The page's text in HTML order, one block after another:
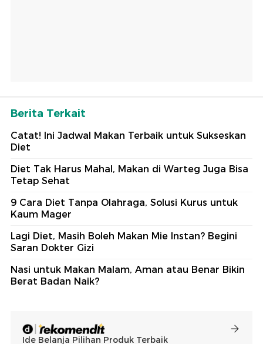
Berita Terkait
Catat! Ini Jadwal Makan Terbaik untuk Sukseskan
Diet
Diet Tak Harus Mahal, Makan di Warteg Juga Bisa
Tetap Sehat
9 Cara Diet Tanpa Olahraga, Solusi Kurus untuk
Kaum Mager
Lagi Diet, Masih Boleh Makan Mie Instan? Begini
Saran Dokter Gizi
Nasi untuk Makan Malam, Aman atau Benar Bikin
Berat Badan Naik?